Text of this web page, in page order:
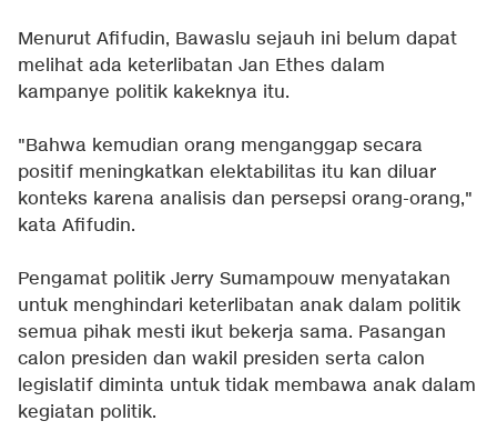
Menurut Afifudin, Bawaslu sejauh ini belum dapat
melihat ada keterlibatan Jan Ethes dalam
kampanye politik kakeknya itu.
"Bahwa kemudian orang menganggap secara
positif meningkatkan elektabilitas itu kan diluar
konteks karena analisis dan persepsi orang-orang,"
kata Afifudin.
Pengamat politik Jerry Sumampouw menyatakan
untuk menghindari keterlibatan anak dalam politik
semua pihak mesti ikut bekerja sama. Pasangan
calon presiden dan wakil presiden serta calon
legislatif diminta untuk tidak membawa anak dalam
kegiatan politik.